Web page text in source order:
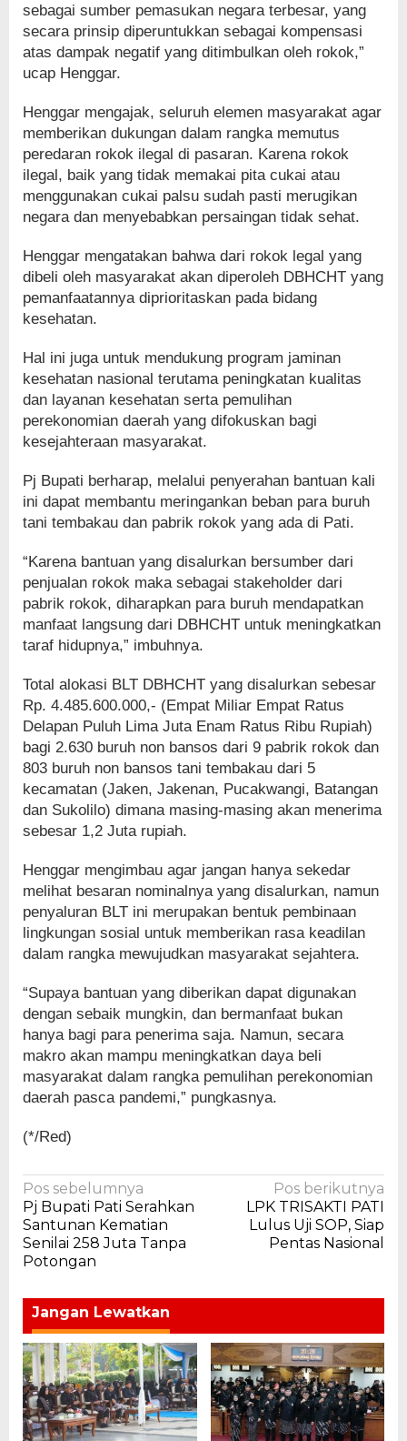
sebagai sumber pemasukan negara terbesar, yang
secara prinsip diperuntukkan sebagai kompensasi
atas dampak negatif yang ditimbulkan oleh rokok,”
ucap Henggar.
Henggar mengajak, seluruh elemen masyarakat agar
memberikan dukungan dalam rangka memutus
peredaran rokok ilegal di pasaran. Karena rokok
ilegal, baik yang tidak memakai pita cukai atau
menggunakan cukai palsu sudah pasti merugikan
negara dan menyebabkan persaingan tidak sehat.
Henggar mengatakan bahwa dari rokok legal yang
dibeli oleh masyarakat akan diperoleh DBHCHT yang
pemanfaatannya diprioritaskan pada bidang
kesehatan.
Hal ini juga untuk mendukung program jaminan
kesehatan nasional terutama peningkatan kualitas
dan layanan kesehatan serta pemulihan
perekonomian daerah yang difokuskan bagi
kesejahteraan masyarakat.
Pj Bupati berharap, melalui penyerahan bantuan kali
ini dapat membantu meringankan beban para buruh
tani tembakau dan pabrik rokok yang ada di Pati.
“Karena bantuan yang disalurkan bersumber dari
penjualan rokok maka sebagai stakeholder dari
pabrik rokok, diharapkan para buruh mendapatkan
manfaat langsung dari DBHCHT untuk meningkatkan
taraf hidupnya,” imbuhnya.
Total alokasi BLT DBHCHT yang disalurkan sebesar
Rp. 4.485.600.000,- (Empat Miliar Empat Ratus
Delapan Puluh Lima Juta Enam Ratus Ribu Rupiah)
bagi 2.630 buruh non bansos dari 9 pabrik rokok dan
803 buruh non bansos tani tembakau dari 5
kecamatan (Jaken, Jakenan, Pucakwangi, Batangan
dan Sukolilo) dimana masing-masing akan menerima
sebesar 1,2 Juta rupiah.
Henggar mengimbau agar jangan hanya sekedar
melihat besaran nominalnya yang disalurkan, namun
penyaluran BLT ini merupakan bentuk pembinaan
lingkungan sosial untuk memberikan rasa keadilan
dalam rangka mewujudkan masyarakat sejahtera.
“Supaya bantuan yang diberikan dapat digunakan
dengan sebaik mungkin, dan bermanfaat bukan
hanya bagi para penerima saja. Namun, secara
makro akan mampu meningkatkan daya beli
masyarakat dalam rangka pemulihan perekonomian
daerah pasca pandemi,” pungkasnya.
(*/Red)
Navigasi
pos
Pos sebelumnya
Pj Bupati Pati Serahkan
Santunan Kematian
Senilai 258 Juta Tanpa
Potongan
Pos berikutnya
LPK TRISAKTI PATI
Lulus Uji SOP, Siap
Pentas Nasional
Jangan Lewatkan